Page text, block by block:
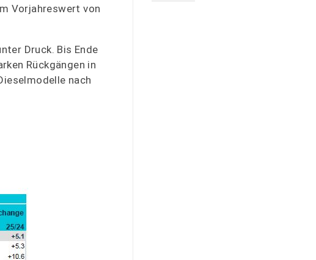
Vorjahreswert von
Druck. Bis Ende
Rückgängen in
nach